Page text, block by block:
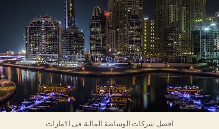
المالية
في
الامارات
افضل شركات الوساطة المالية في الامارات